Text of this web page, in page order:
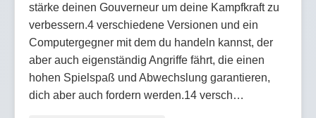
stärke deinen Gouverneur um deine Kampfkraft zu
verbessern.4 verschiedene Versionen und ein
Computergegner mit dem du handeln kannst, der
aber auch eigenständig Angriffe fährt, die einen
hohen Spielspaß und Abwechslung garantieren,
dich aber auch fordern werden.14 versch…